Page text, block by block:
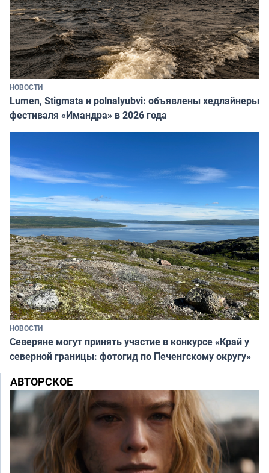
НОВОСТИ
Lumen, Stigmata и polnalyubvi: объявлены хедлайнеры
фестиваля «Имандра» в 2026 года
НОВОСТИ
Северяне могут принять участие в конкурсе «Край у
северной границы: фотогид по Печенгскому округу»
АВТОРСКОЕ